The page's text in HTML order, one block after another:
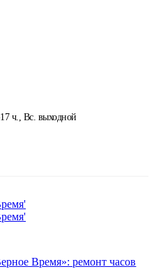
ч., Вс. выходной
Время»: ремонт часов